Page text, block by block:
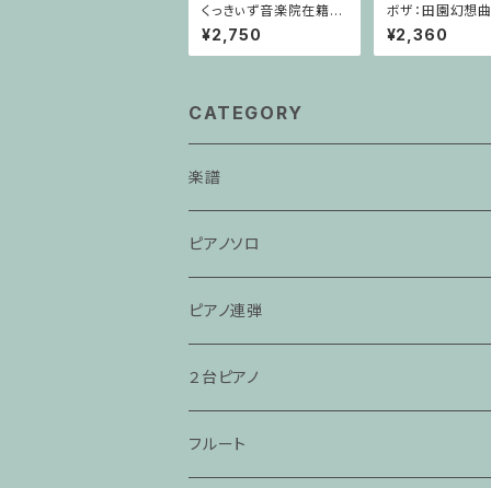
くっきぃず音楽院在籍
者 その他のご利用支
払用商品 ワニくんの
キーボード
¥2,750
ボザ：田園幻想
ラノサクソフォー
ノ
¥2,360
CATEGORY
楽譜
ピアノソロ
ピアノ連弾
２台ピアノ
フルート